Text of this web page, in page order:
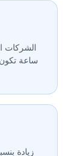
الشركات